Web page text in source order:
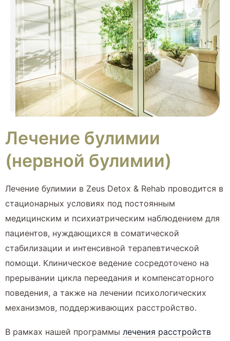
Лечение булимии
(нервной булимии)
Лечение булимии в Zeus Detox & Rehab проводится в
стационарных условиях под постоянным
медицинским и психиатрическим наблюдением для
пациентов, нуждающихся в соматической
стабилизации и интенсивной терапевтической
помощи. Клиническое ведение сосредоточено на
прерывании цикла переедания и компенсаторного
поведения, а также на лечении психологических
механизмов, поддерживающих расстройство.
В рамках нашей программы лечения расстройств